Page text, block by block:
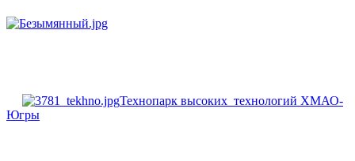
Технопарк высоких технологий ХМАО-
Югры